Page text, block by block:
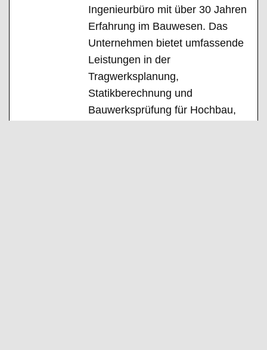
Ingenieurbüro mit über 30 Jahren
Erfahrung im Bauwesen. Das
Unternehmen bietet umfassende
Leistungen in der
Tragwerksplanung,
Statikberechnung und
Bauwerksprüfung für Hochbau,